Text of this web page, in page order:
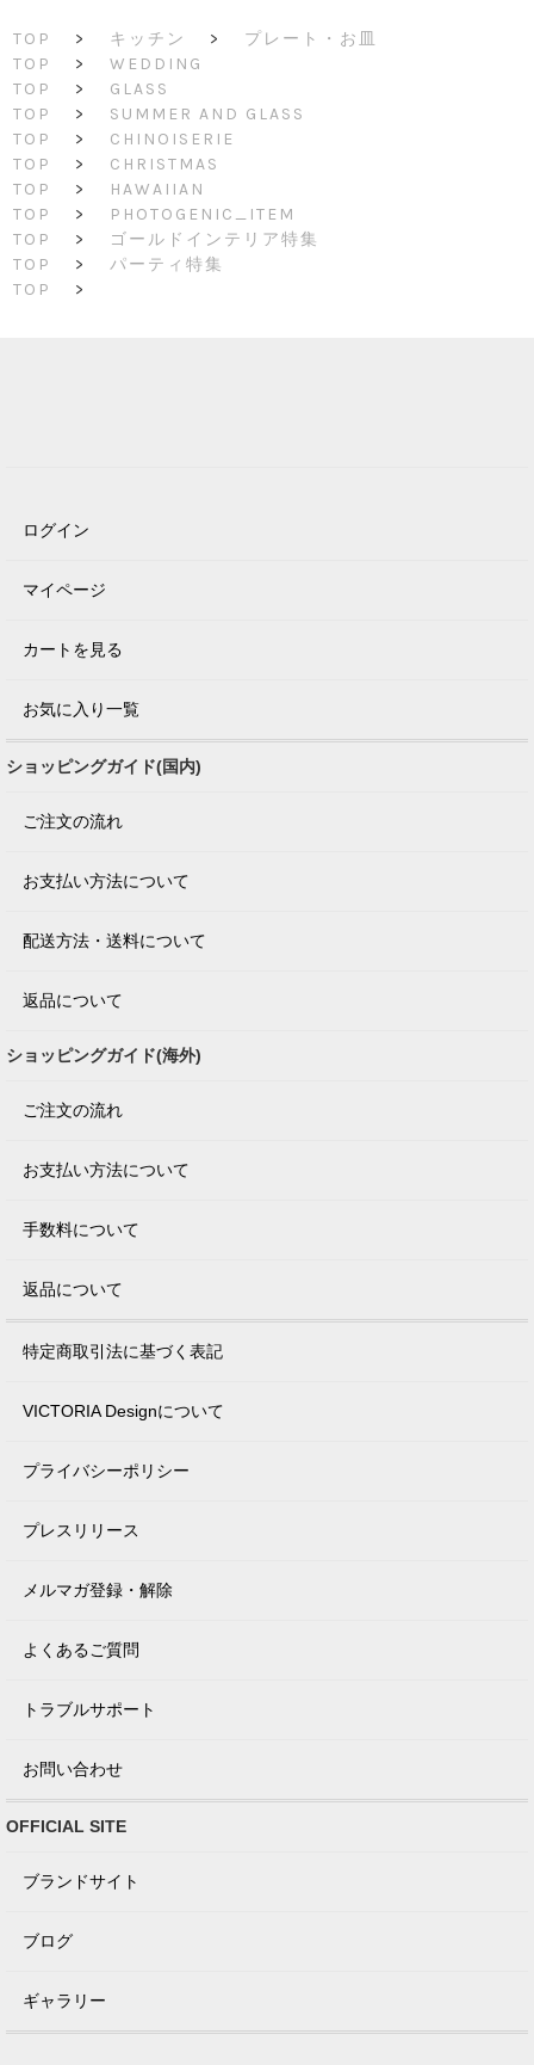
TOP > キッチン >
プレート・お皿
TOP
>
WEDDING
TOP
>
GLASS
TOP
>
SUMMER AND GLASS
TOP
>
CHINOISERIE
TOP
>
CHRISTMAS
TOP
>
HAWAIIAN
TOP
>
PHOTOGENIC_ITEM
TOP
>
ゴールドインテリア特集
TOP
>
パーティ特集
TOP
>
ログイン
マイページ
カートを見る
お気に入り一覧
ショッピングガイド(国内)
ご注文の流れ
お支払い方法について
配送方法・送料について
返品について
ショッピングガイド(海外)
ご注文の流れ
お支払い方法について
手数料について
返品について
特定商取引法に基づく表記
VICTORIA Designについて
プライバシーポリシー
プレスリリース
メルマガ登録・解除
よくあるご質問
トラブルサポート
お問い合わせ
OFFICIAL SITE
ブランドサイト
ブログ
ギャラリー